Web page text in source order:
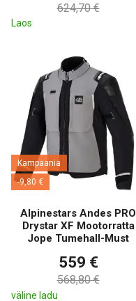
624,70 €
Laos
Kampaania
-9,80 €
Alpinestars Andes PRO
Drystar XF Mootorratta
Jope Tumehall-Must
559 €
568,80 €
väline ladu